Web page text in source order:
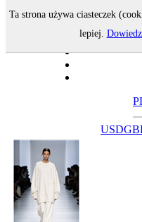
USD
Ta strona używa ciasteczek
lepiej.